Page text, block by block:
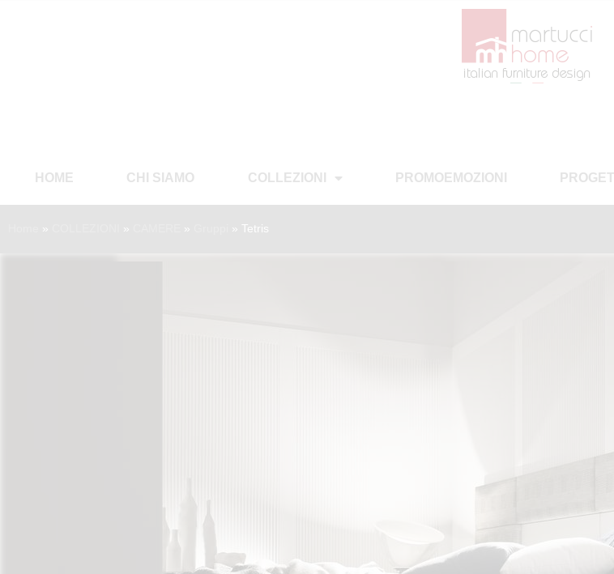
HOME CHI SIAMO COLLEZIONI PROMOEMOZIONI
» » » » Tetris